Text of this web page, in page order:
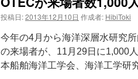
投稿日:2013年12月10日 作成者: HibiToki
今年の4月から海洋深層水研究
の来場者が、11月29日に1,000
本船舶海洋工学会、海洋工学研